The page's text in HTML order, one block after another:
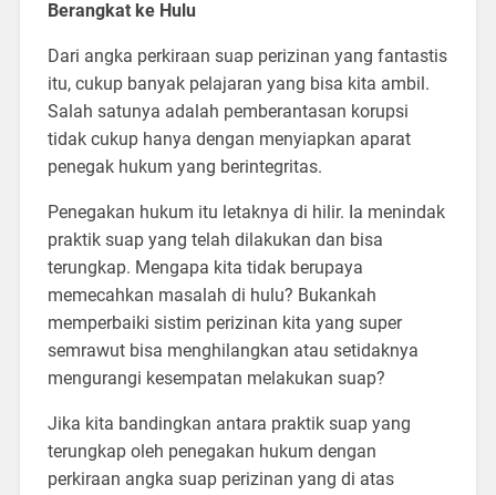
Berangkat ke Hulu
Dari angka perkiraan suap perizinan yang fantastis
itu, cukup banyak pelajaran yang bisa kita ambil.
Salah satunya adalah pemberantasan korupsi
tidak cukup hanya dengan menyiapkan aparat
penegak hukum yang berintegritas.
Penegakan hukum itu letaknya di hilir. Ia menindak
praktik suap yang telah dilakukan dan bisa
terungkap. Mengapa kita tidak berupaya
memecahkan masalah di hulu? Bukankah
memperbaiki sistim perizinan kita yang super
semrawut bisa menghilangkan atau setidaknya
mengurangi kesempatan melakukan suap?
Jika kita bandingkan antara praktik suap yang
terungkap oleh penegakan hukum dengan
perkiraan angka suap perizinan yang di atas